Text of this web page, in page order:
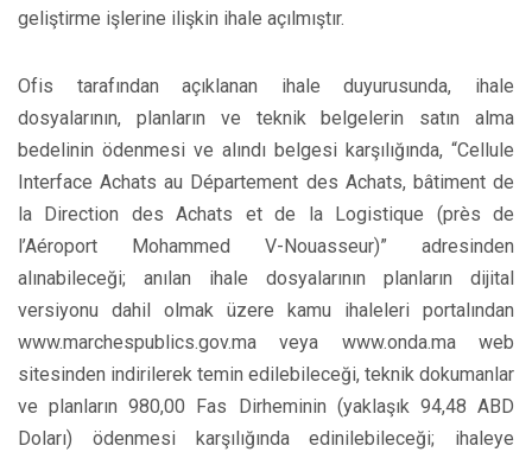
geliştirme işlerine ilişkin ihale açılmıştır.
Ofis tarafından açıklanan ihale duyurusunda, ihale
dosyalarının, planların ve teknik belgelerin satın alma
bedelinin ödenmesi ve alındı belgesi karşılığında, “Cellule
Interface Achats au Département des Achats, bâtiment de
la Direction des Achats et de la Logistique (près de
l’Aéroport Mohammed V-Nouasseur)” adresinden
alınabileceği; anılan ihale dosyalarının planların dijital
versiyonu dahil olmak üzere kamu ihaleleri portalından
www.marchespublics.gov.ma veya www.onda.ma web
sitesinden indirilerek temin edilebileceği, teknik dokumanlar
ve planların 980,00 Fas Dirheminin (yaklaşık 94,48 ABD
Doları) ödenmesi karşılığında edinilebileceği; ihaleye